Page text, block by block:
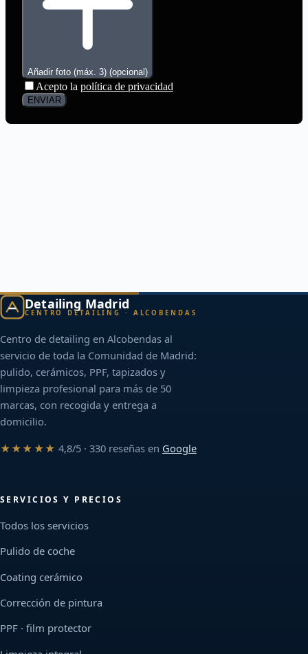
Detailing Madrid
CENTRO DETAILING · ALCOBENDAS
Centro de detailing en Alcobendas al
servicio de toda la Comunidad de Madrid:
pulido, cerámicos, PPF, tapizados y
limpieza profesional para más de 50
marcas, con recogida y entrega a
domicilio.
★★★★★ 4,8/5 · 330 reseñas en Google
SERVICIOS Y PRECIOS
Todos los servicios
Pulido de coche
Coating cerámico
Corrección de pintura
PPF · film protector